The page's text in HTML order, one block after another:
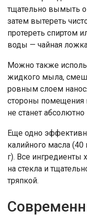
тщательно вымыть
затем вытереть
протереть спиртом
воды — чайная
Можно также
жидкого мыла,
ровным слоем
стороны помещения
не станет
Еще одно
калийного масла (40
г). Все
на стекла и
тряпкой.